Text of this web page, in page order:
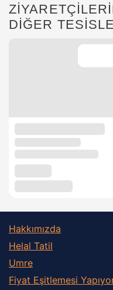
DİĞER
Hakkımızda
Helal Tatil
Umre
Fiyat Eşitlemesi